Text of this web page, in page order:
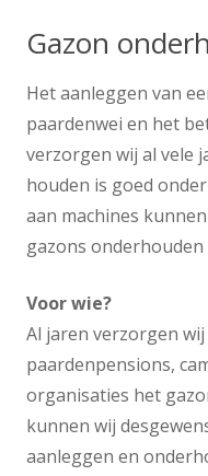
Gazon
Het aanleggen van
paardenwei en het
verzorgen wij al vele
houden is goed
aan machines
gazons
Voor wie?
Al jaren verzorgen
paardenpensions,
organisaties het
kunnen wij
aanleggen en